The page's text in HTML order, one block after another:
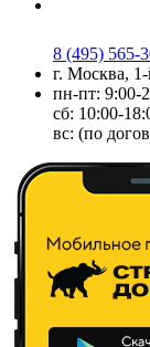
8 (495) 565-
г. Москва,
пн-пт: 9:00-
сб: 10:00-
вс: (по